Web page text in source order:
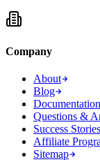
Company
About
Blog
Documentation
Questions &
Success Stories
Affiliate
Sitemap